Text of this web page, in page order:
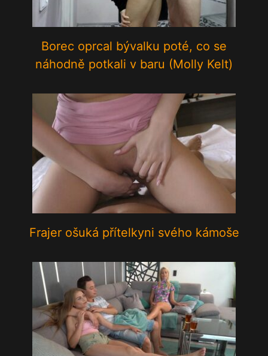
Borec oprcal bývalku poté, co se
náhodně potkali v baru (Molly Kelt)
Frajer ošuká přítelkyni svého kámoše